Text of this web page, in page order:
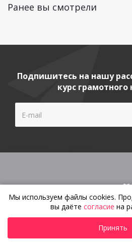
Ранее вы смотрели
Подпишитесь на нашу
курс грамотного
параметрам и договору
Мы используем файлы cookies.
вы даёте согласие на
Принять